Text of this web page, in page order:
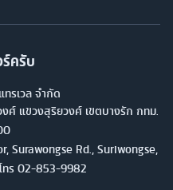
ครับ
รเวล จำกัด
ศ์ แขวงสุริยวงศ์ เขตบางรัก กทม.
Surawongse Rd., Suriwongse,
ร 02-853-9982